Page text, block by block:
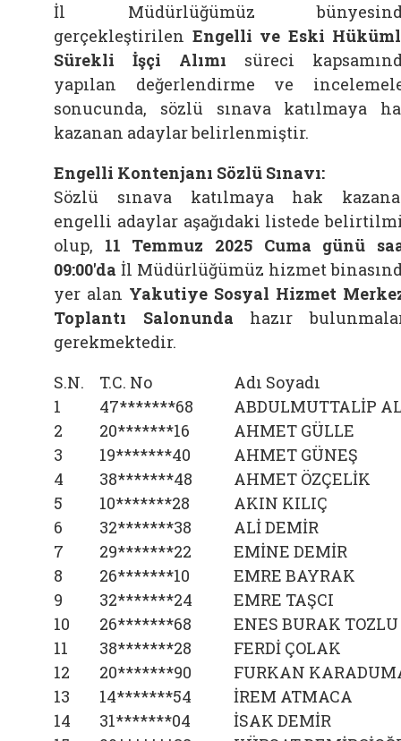
İl Müdürlüğümüz
gerçekleştirilen Engelli ve Eski
Sürekli İşçi Alımı süreci
yapılan değerlendirme ve
sonucunda, sözlü sınava katılmaya
kazanan adaylar belirlenmiştir.
Engelli Kontenjanı Sözlü Sınavı:
Sözlü sınava katılmaya hak
engelli adaylar aşağıdaki listede
olup, 11 Temmuz 2025 Cuma günü
09:00'da İl Müdürlüğümüz hizmet
yer alan Yakutiye Sosyal Hizmet
Toplantı Salonunda hazır
gerekmektedir.
S.N.
T.C. No
Adı Soyadı
1
47*******68
ABDULMUTTALİP
2
20*******16
AHMET GÜLLE
3
19*******40
AHMET GÜNEŞ
4
38*******48
AHMET ÖZÇELİK
5
10*******28
AKIN KILIÇ
6
32*******38
ALİ DEMİR
7
29*******22
EMİNE DEMİR
8
26*******10
EMRE BAYRAK
9
32*******24
EMRE TAŞCI
10
26*******68
ENES BURAK TOZLU
11
38*******28
FERDİ ÇOLAK
12
20*******90
FURKAN
13
14*******54
İREM ATMACA
14
31*******04
İSAK DEMİR